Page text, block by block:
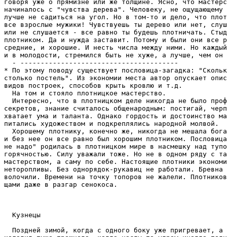
ти, стремился быть не хуже, а лучше, чем он есть.
  - ---------------------------------------
* По этому поводу существует пословица-загадка: "Сколько гостей,
столько постель". Из экономии места автор опускает описания типов углов,
видов построек, способов крыть кровлю и т.д.
  На том и стояло плотницкое мастерство.
  Интересно, что в плотницком деле никогда не было профессиональных
секретов, знание считалось общенародным: постигай, черпай, насколько
хватает ума и таланта. Однако гордость и достоинство мастера всегда
питались художеством и подкреплялись народной молвой.
  Хорошему плотнику, конечно же, никогда не мешала богатырская сила. Но
и без нее он все равно был хорошим плотником. Пословица "Сила есть - ума
не надо" родилась в плотницком мире в насмешку над тупоумием и
горячностью. Силу уважали тоже. Но не в одном ряду с талантом и
мастерством, а саму по себе. Настоящие плотники экономили силу. Были
неторопливы. Без однорядок-рукавиц не работали. Бревна катали, а не
волочили. Времени на точку топоров не жалели. Плотников кормили мясными
щами даже в разгар сенокоса.



  Кузнецы

  Поздней зимой, когда с одного боку уже пригревает, а с другого
холодит пуще прежнего, когда насты по утрам иногда поднимают целую лошадь
с гружеными дровнями, когда еще безмолвны ослепляющие солнечным блеском
поля и все вокруг как бы дремлет в студеной и долгой дреме, - в такую вот
пору однажды вдруг ошарашит тебя неожиданный, чистый и какой-то по-юному
не унывающий стукоток.
  Кузница стояла чуть ли не около каждой большой деревни. На околице,
вблизи ручья или оврага, не желая смешиваться с погребами и банями,
виднелся средних размеров сарай с тесовою черной крышей, с кирпичной, а
иногда и тесовой трубой. Рядом торчали четыре вкопанных в землю столба,
соединенные боковыми перекладинами и круглыми засовами сзади и спереди.
Это сооружение называлось станками для ковки коней. Лошадку заводили в эти
станки и всовывали в проушины задних столбов круглый засов. Конь
оказывался в клетке, он не мог даже лягать-
ся. Неопытные только мелко дрожали, старые даже дремали. Конские ноги
поочередно привязывались мягким сыромятным ремнем к специальному выступу,
копытом наружу. Копыто очищали от грязи, обрубали неровную источившуюся
кромку. Потом острой полукруглой стамеской состругивали белую лишнюю
мякоть. Только после этого начинали ковать.
  Лошадь вздрагивала всем телом, когда кузнец прикладывал к копыту
подобранную по размеру, раскаленную (конечно, не докрасна!) подкову. По
кромке с наружной стороны осторожно, чтобы не задеть живую плоть,
вбивались четырехгранные подковные гвозди. Они загибались и утапливались в
подковных бороздках. Под конец мастер тщательно зачищал копыто рашпилем.
Вытаскивался передний засов-поперечина, и мальчишка, заранее забравшийся
на спину лошади, торжествуя, выезжал на простор. (Вспомним опять же
пушкинское: "Зима!.. Крестьянин, торжествуя..." Уж если взрослый
торжествовал, то мальчишке сам бог велел!) Навсегда запоминается этот
веселый звон ручника о наковальню, которым кузнец словно бы забавляется
между тяжелыми мягкими ударами молотобойца. Эти долгие, непрекращающиеся
вздохи кожаных мехов. Вот румяная, на глазах меняющаяся подкова летит в
колоду с водой и там шипит, а в ослепительно-золотом центре горна, где
дуют три воздушные струи, от которых разлетаются мелкие угольки, а крупные
шевелятся, там уже греется добела новая, и кузнец длинной железной
лопаточкой подправляет угли.
  Земляной пол в кузнице оттаял и пахнет весенним севом. Воробьи,
живущие под крышей, до того рады и до того замарались, что сами на себя
непохожи. С большой дороги то и дело заходят люди. Всяк привернет.
  Варфоломей Самсонов из деревни Пичихи Кадниковского уезда был
двухметровым сутулым мужиком с каштановой бородой и добрым, густым,
замешенным на хрипотце басом. Помимо хозяйства, он содержал кузницу, в
свободное от полевых работ
время шумели мехи. Вообще, чтобы стать кузнецом в древние времена, надо
было, самое главное, купить наковальню и мехи. Остальное можно было
приобрести постепенно или сделать самому: срубить кузницу, установить
толстущий, в два обхвата, чурбан для наковальни, выложить стены кирпичного
горна. У другого кузнеца заимствовали на время инструмент, чтобы сделать
свой.
  Вахруша - как звали его за глаза и не при родне - частью сковал себе
сам, частью купил клещи, ручники, кувалду, зубилья, бродки. Он за малую
плату ковал лошадей, делал ухваты, светцы, кочерги, дверные пробои,
гвозди. А главное - "обувал" колеса к телегам. Шину разогревали и надевали
на колесо. Остывая, она стягивала деревянные дуги на спицах, затем ее
закрепляли заклепками.
  Кузнец так рассказывал сам про себя:
  - Ох, чудак, рыбы попало в верши, волоку с озера, корзина спереди да
корзина сзади, каждая пуда по два. Солнышко село, а мне еще в кузницу
надо. Иду да и думаю: "Больно тихо я иду-то. Дай-ко я побегу".
  И побежал Варфоломей по лесу. С двумя двухпудовыми корзинами на плече.
  Варфоломей умер, кузница опустела. Иногда ее навещал кузнец из
соседнего колхоза "Нива" по фамилии Пушкин. Такой превосходный был кузнец!
Кроме шутливого нрава, имел уже нарезную доску и метчики, делал самые
сложные слесарные операции. Другой кузнец - тоже вологодский - сам сковал
протезы для брата-фронтовика, потерявшего на войне обе ноги...
  Сельская кузница, как и водяная или ветряная мельница, всегда была
окружена таинственной дымкой: труд, быт и поэтическое творчество
составляли когда-то единый сплав народной жизни. В этом смысле современная
сельская мастерская еще хранит дух деревенской кузницы.
  Вообще внедрение в сельскую жизнь техники проявляется порою самым
неожиданным образом. Повсюду находятся мудрецы, умеющие приспосо-
бить резиновые колеса от сломанного либо разобранного прицепа к
молоковозной или навозной телеге. Рыбаки-любители для рыбалки "с лучом"
вместо смолья и железной "козы" превосходно пользуются аккумулятором.
Паяльная лампа используется не столько для паяния, сколько для разогрева
машин, с ее же помощью палят свиней на окорок. Для вывешивания
ремонтируемых домов давно приспособлены гидравлические домкраты. Такие
примеры бесчисленны.



  Копатели колодцев

  Слух прошел: идут откуда-то мужики, копающие колодцы. Вот-вот явятся.
"Да где? - первыми всполошились женщины. - В какой деревне?"
Никто не знает.
  Но дыму без огня не бывает, слух прошел, значит, придут. В домах
запоговаривали о том, что надо бы выкопать новый общий колодец.
  "Надо-то надо, да где вот они?"
"Идут".
  Идут. Время тоже идет.
  "Не пришли?" - спрашивают через месяц у проезжающих из соседних
деревень.
  "Нет пока, - отвечают соседи. - Рядом уж".
  Рядом так рядом. Время терпит. Прошел еще месяц.
  "Не показывались?"
"Должны с часу на час".
  ... Ждали на вешное, а и сенокос минул. "Ладно, сидим и с таком", -
говорит тот конец, который ближе к реке. "Нет, не сидим!" - протестуют
другие.
  Наконец как-то рано утром, уже после Покрова, объявились трое
копателей. Невелик у них скарб: две лопаты, три топора, пила да толстый
канатужище, чтобы спускаться на многосаженную глубину.
  Из-за долгого ожидания жители не стали долго рядиться. Сговорились
сразу. Мастера взяли задаток.
  Один, видимо старшой, часа полтора ходил по улице, искал жилу.
Остановился около камня и твердо сказал: "Тут". В тот же день начали
копать, опустив для начала, небольшой, в пять рядов, колодезный сруб.
  Дело пошло. Двое вверху наращивают сруб, один внизу, подкапываясь,
опускает его. Поставили ворот, чтобы вытаскивать на канате бадью с землей.
Когда глубина перешла на третью сажень, старики начали спрашивать:
  - Что, далеко ли вода?
  - Будет, будет вода. Скоро уж.
  - Что?
  - Вот, вот. Уже мокро.
  На второй день уже и голос из колодца еле слыхать. Спрашивают:
  - Ну как? Есть вода?
  - Рядышком...
  Весь день копали. Утром, до солнышка, кто-то пришел проведать.
Мужиков не было ни на земле, ни под ней. Ушли, даже рукавицы-однорядки
остались. Они сиротливо лежали на общественной, перевернутой кверху дном
бадье.
  Кто-то пнул по бадье, она брякнула и откатилась в сторонку...
  Выяснилось, что проходили спецы по канавам, а вовсе не по колодцам.
  После таких копателей общество с большим недоверием относится уже и к
настоящим мастеровым, которые, недолго думая, ступают дальше, в следующую
деревню. Приходится бежать за ними до околицы, уговаривать...
  И вот седенький старичок, негласный руководитель артели копателей,
брякает ногтем по табакерке, покашливает, поглядывает. Утром, до солнышка,
ходит по закоулкам, глядит, где пала роса, где и как толкается мошка, где
какая выросла травка. Прикидывает, покашливает. Не торопится. Это про
таких стариков говорят, что они на три сажени в землю видят. Колодцы,
выкопанные под их руководством, служат людям не десятилетия, а века.




  Пастухи

  Иван Александрович (фамилия неизвестна) рядился в деревне Лобанихе на
лето в пастухи. Пришел за двадцать верст со своей родины. Не велик